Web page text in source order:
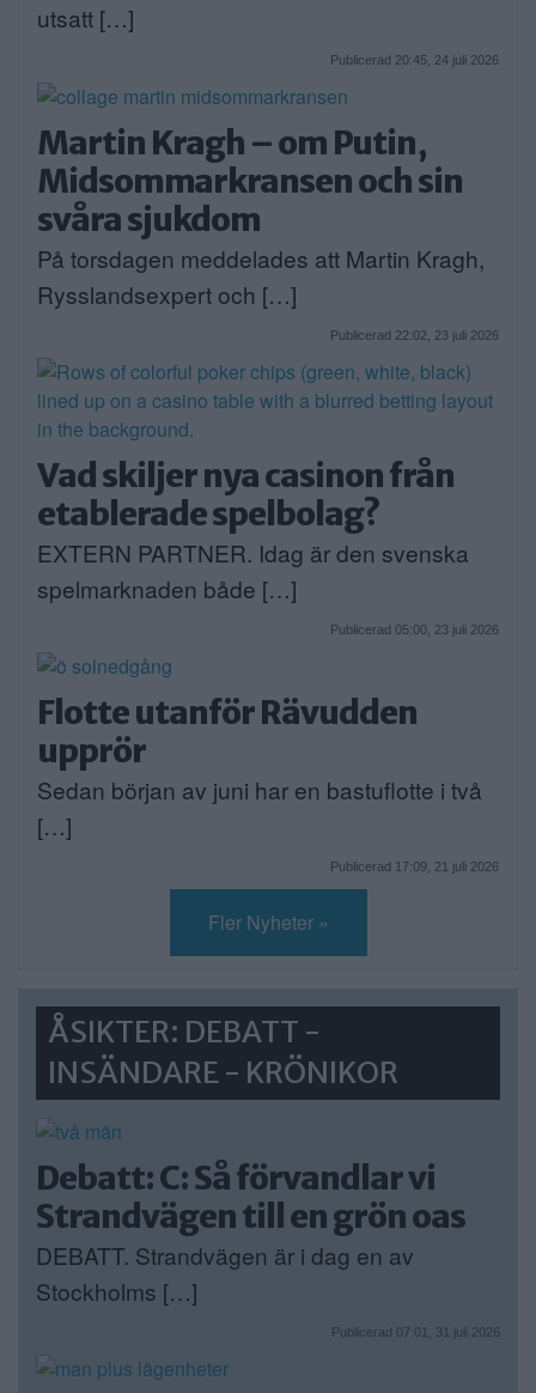
utsatt […]
Publicerad 20:45, 24 juli 2026
Martin Kragh – om Putin,
Midsommarkransen och sin
svåra sjukdom
På torsdagen meddelades att Martin Kragh,
Rysslandsexpert och […]
Publicerad 22:02, 23 juli 2026
Vad skiljer nya casinon från
etablerade spelbolag?
EXTERN PARTNER. Idag är den svenska
spelmarknaden både […]
Publicerad 05:00, 23 juli 2026
Flotte utanför Rävudden
upprör
Sedan början av juni har en bastuflotte i två
[…]
Publicerad 17:09, 21 juli 2026
Fler Nyheter »
ÅSIKTER: DEBATT -
INSÄNDARE - KRÖNIKOR
Debatt: C: Så förvandlar vi
Strandvägen till en grön oas
DEBATT. Strandvägen är i dag en av
Stockholms […]
Publicerad 07:01, 31 juli 2026